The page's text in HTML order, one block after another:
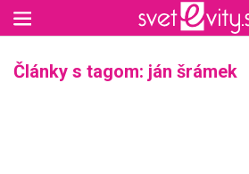
Články s tagom: ján šrámek